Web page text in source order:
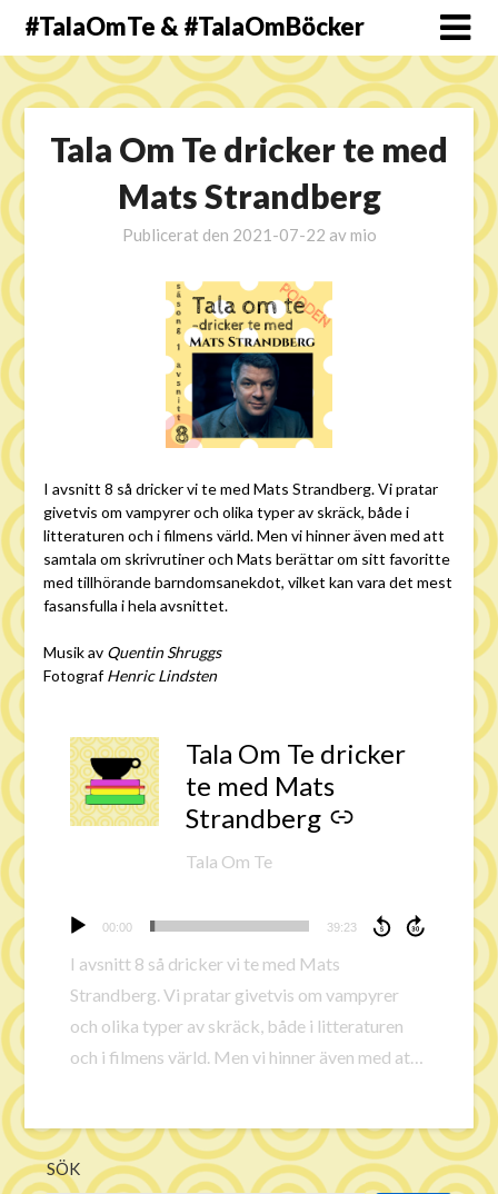
#TalaOmTe & #TalaOmBöcker
Tala Om Te dricker te med
Mats Strandberg
Publicerat den 2021-07-22 av mio
I avsnitt 8 så dricker vi te med Mats Strandberg. Vi pratar
givetvis om vampyrer och olika typer av skräck, både i
litteraturen och i filmens värld. Men vi hinner även med att
samtala om skrivrutiner och Mats berättar om sitt favoritte
med tillhörande barndomsanekdot, vilket kan vara det mest
fasansfulla i hela avsnittet.
Musik av Quentin Shruggs
FotografHenric Lindsten
Tala Om Te dricker
te med Mats
Strandberg
-
Tala Om Te
I avsnitt 8 så dricker vi te med Mats
Strandberg. Vi pratar givetvis om vampyrer
och olika typer av skräck, både i litteraturen
och i filmens värld. Men vi hinner även med att
barndomsanekdot, vilket kan vara det mest
fasansfulla i hela avsnittet. Musik av Quentin
Ljudspelare
00:00 39:23
SÖK